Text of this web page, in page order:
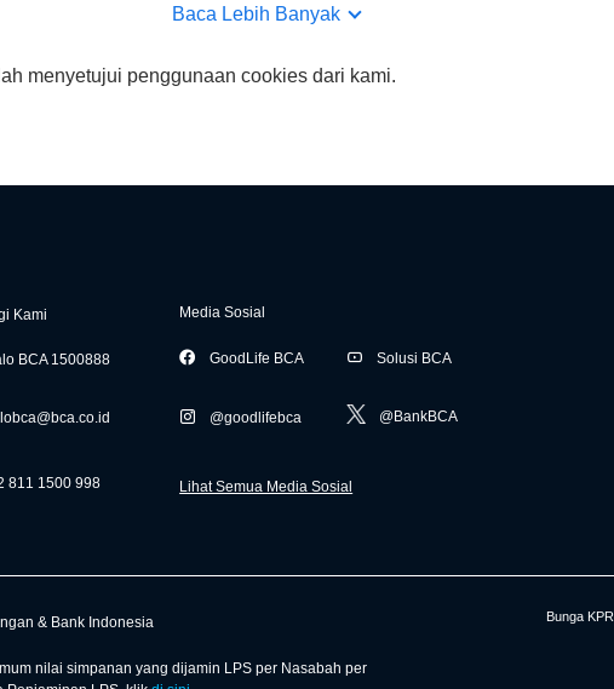
yang bisa di verifikasi oleh BCA.
Baca Lebih Banyak
menyetujui penggunaan cookies dari kami.
Kami
BCA 1500888
811 1500 998
Media Sosial
GoodLife BCA
@goodlifebca
Solusi BCA
@BankBCA
Lihat Semua Media Sosial
& Bank Indonesia
nilai simpanan yang dijamin LPS per Nasabah per
Bunga KPR